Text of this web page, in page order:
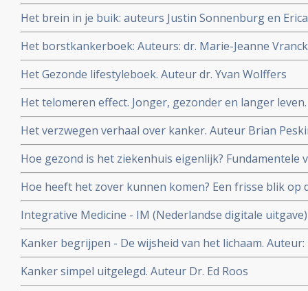
Het brein in je buik: auteurs Justin Sonnenburg en
Het borstkankerboek: Auteurs: dr. Marie-Jeanne
Oldenburg, Julia van Bohemen
Het Gezonde lifestyleboek. Auteur dr. Yvan Wolffers
Het telomeren effect. Jonger, gezonder en langer
en Elissa Epel
Het verzwegen verhaal over kanker. Auteur Brian
Hoe gezond is het ziekenhuis eigenlijk? Fundamentele
Auteur: oncologisch chirurg Schelto Kruijff
Hoe heeft het zover kunnen komen? Een frisse blik op
Peter Kapitein
Integrative Medicine - IM (Nederlandse digitale
Astrid Koppen.
Kanker begrijpen - De wijsheid van het lichaam.
Kanker simpel uitgelegd. Auteur Dr. Ed Roos